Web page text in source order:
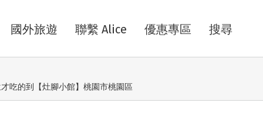
國外旅遊 聯繫 Alice 優惠專區 搜尋
吃的到【灶腳小館】桃園市桃園區